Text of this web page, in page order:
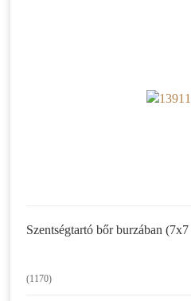
Szentségtartó bőr burzában
(1170)